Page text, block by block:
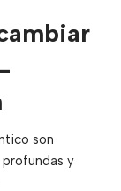
son
y